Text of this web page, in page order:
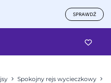
SPRAWDŹ
Spokojny rejs wycieczkowy